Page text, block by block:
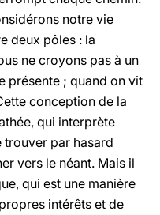
notre vie
deux pôles : la
ne croyons pas à un
présente ; quand on vit
conception de la
qui interprète
trouver par hasard
vers le néant. Mais il
qui est une manière
intérêts et de